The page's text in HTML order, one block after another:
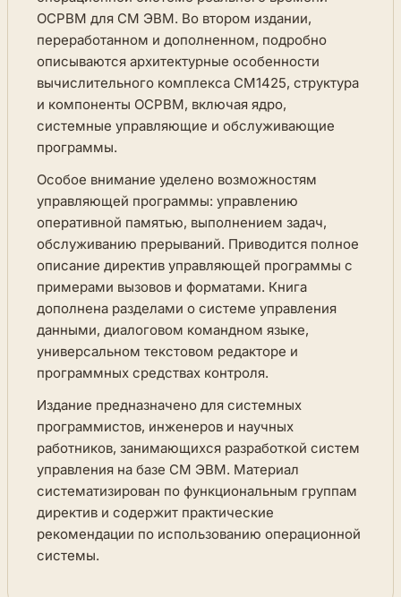
ОСРВМ для СМ ЭВМ. Во втором издании,
переработанном и дополненном, подробно
описываются архитектурные особенности
вычислительного комплекса СМ1425, структура
и компоненты ОСРВМ, включая ядро,
системные управляющие и обслуживающие
программы.
Особое внимание уделено возможностям
управляющей программы: управлению
оперативной памятью, выполнением задач,
обслуживанию прерываний. Приводится полное
описание директив управляющей программы с
примерами вызовов и форматами. Книга
дополнена разделами о системе управления
данными, диалоговом командном языке,
универсальном текстовом редакторе и
программных средствах контроля.
Издание предназначено для системных
программистов, инженеров и научных
работников, занимающихся разработкой систем
управления на базе СМ ЭВМ. Материал
систематизирован по функциональным группам
директив и содержит практические
рекомендации по использованию операционной
системы.